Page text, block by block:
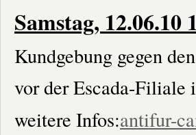
Samstag, 12.06.10
Kundgebung gegen
vor der Escada-Filiale
weitere Infos:antifur-